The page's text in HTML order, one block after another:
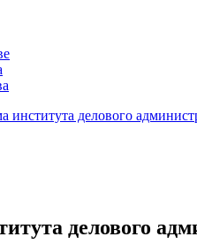
института делового
делового